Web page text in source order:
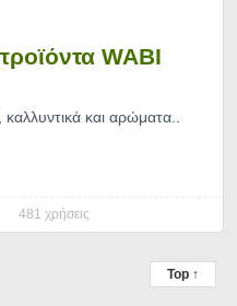
WABI
και αρώματα..
481 χρήσεις
Top ↑